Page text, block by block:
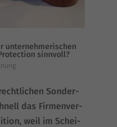
unternehmerischen
sinnvoll?
Son­der­
das Fir­men­ver­
weil im Schei­